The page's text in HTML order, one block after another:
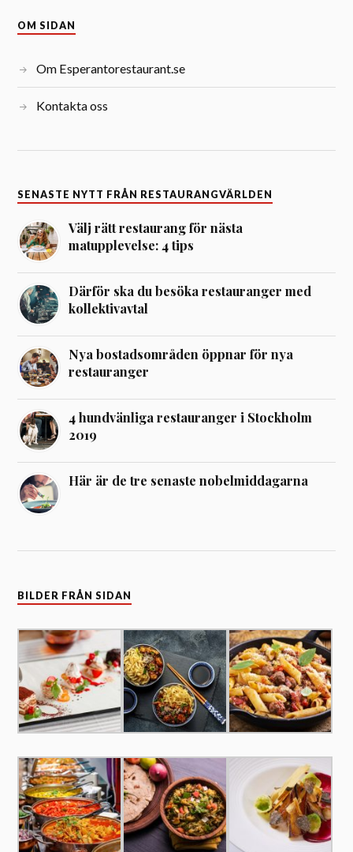
OM SIDAN
Om Esperantorestaurant.se
Kontakta oss
SENASTE NYTT FRÅN RESTAURANGVÄRLDEN
Välj rätt restaurang för nästa
matupplevelse: 4 tips
Därför ska du besöka restauranger med
kollektivavtal
Nya bostadsområden öppnar för nya
restauranger
4 hundvänliga restauranger i Stockholm
2019
Här är de tre senaste nobelmiddagarna
BILDER FRÅN SIDAN